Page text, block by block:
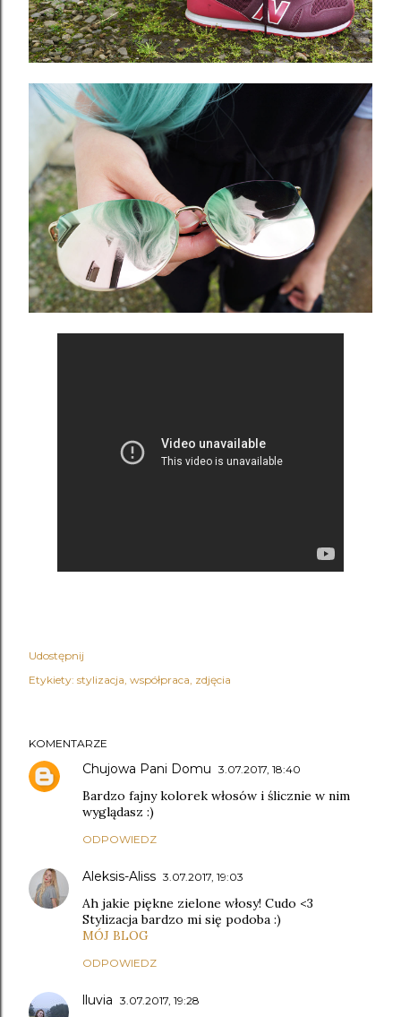
Udostępnij
Etykiety: stylizacja współpraca zdjęcia
KOMENTARZE
Chujowa Pani Domu 3.07.2017, 18:40
Bardzo fajny kolorek włosów i ślicznie w nim
wyglądasz :)
ODPOWIEDZ
Aleksis-Aliss 3.07.2017, 19:03
Ah jakie piękne zielone włosy! Cudo <3
Stylizacja bardzo mi się podoba :)
MÓJ BLOG
ODPOWIEDZ
lluvia 3.07.2017, 19:28